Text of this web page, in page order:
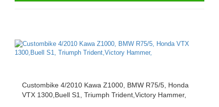
Custombike 4/2010 Kawa Z1000, BMW R75/5, Honda
VTX 1300,Buell S1, Triumph Trident,Victory Hammer,